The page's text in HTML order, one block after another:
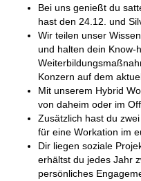
Bei uns genießt du
hast den 24.12. und
Wir teilen unser
und halten dein Know-
Konzern auf dem
Mit unserem Hybrid
von daheim oder im
Zusätzlich hast du
für eine Workation im
Dir liegen soziale
erhältst du jedes Jahr
persönliches